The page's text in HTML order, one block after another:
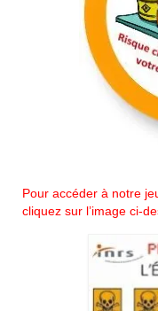
Pour accéder à notre
cliquez sur l’image ci-